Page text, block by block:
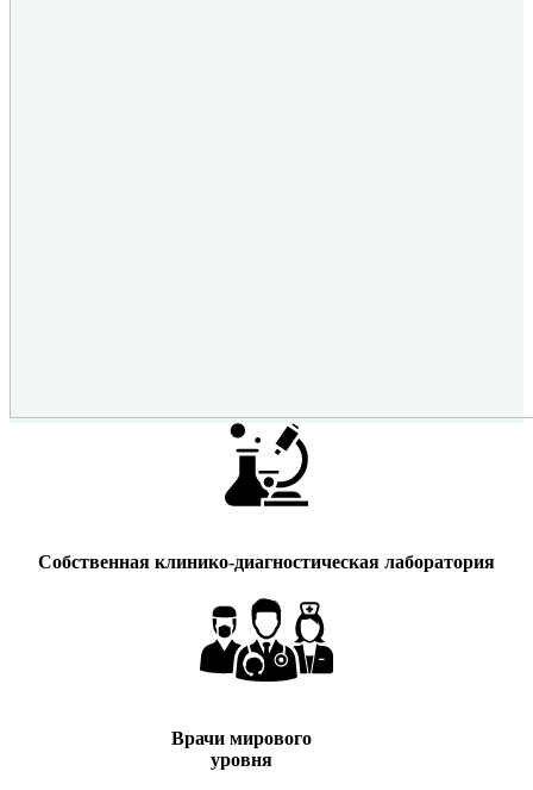
Собственная клинико-диагностическая лаборатория
Врачи мирового
уровня